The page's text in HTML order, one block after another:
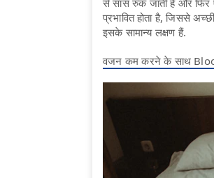
प्रभावित होता है, जिससे
इसके सामान्य लक्षण हैं.
वजन कम करने के साथ